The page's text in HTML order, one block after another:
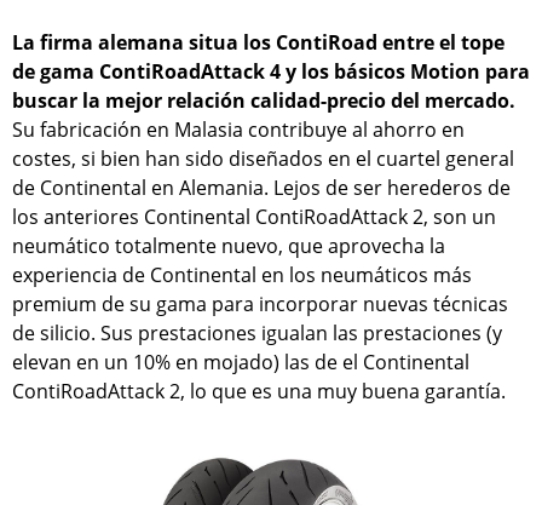
La firma alemana situa los ContiRoad entre el tope
de gama ContiRoadAttack 4 y los básicos Motion para
buscar la mejor relación calidad-precio del mercado.
Su fabricación en Malasia contribuye al ahorro en
costes, si bien han sido diseñados en el cuartel general
de Continental en Alemania. Lejos de ser herederos de
los anteriores Continental ContiRoadAttack 2, son un
neumático totalmente nuevo, que aprovecha la
experiencia de Continental en los neumáticos más
premium de su gama para incorporar nuevas técnicas
de silicio. Sus prestaciones igualan las prestaciones (y
elevan en un 10% en mojado) las de el Continental
ContiRoadAttack 2, lo que es una muy buena garantía.